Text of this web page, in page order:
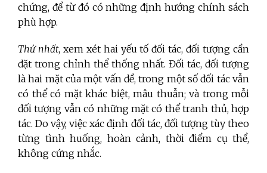
chứng, để từ đó có những định hướng chính sách
phù hợp.
Thứ nhất, xem xét hai yếu tố đối tác, đối tượng cần
đặt trong chỉnh thể thống nhất. Đối tác, đối tượng
là hai mặt của một vấn đề, trong một số đối tác vẫn
có thể có mặt khác biệt, mâu thuẫn; và trong mỗi
đối tượng vẫn có những mặt có thể tranh thủ, hợp
tác. Do vậy, việc xác định đối tác, đối tượng tùy theo
từng tình huống, hoàn cảnh, thời điểm cụ thể,
không cứng nhắc.